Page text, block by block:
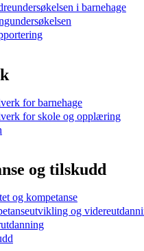
i barnehage
for barnehage
for skole og opplæring
og tilskudd
og kompetanse
og